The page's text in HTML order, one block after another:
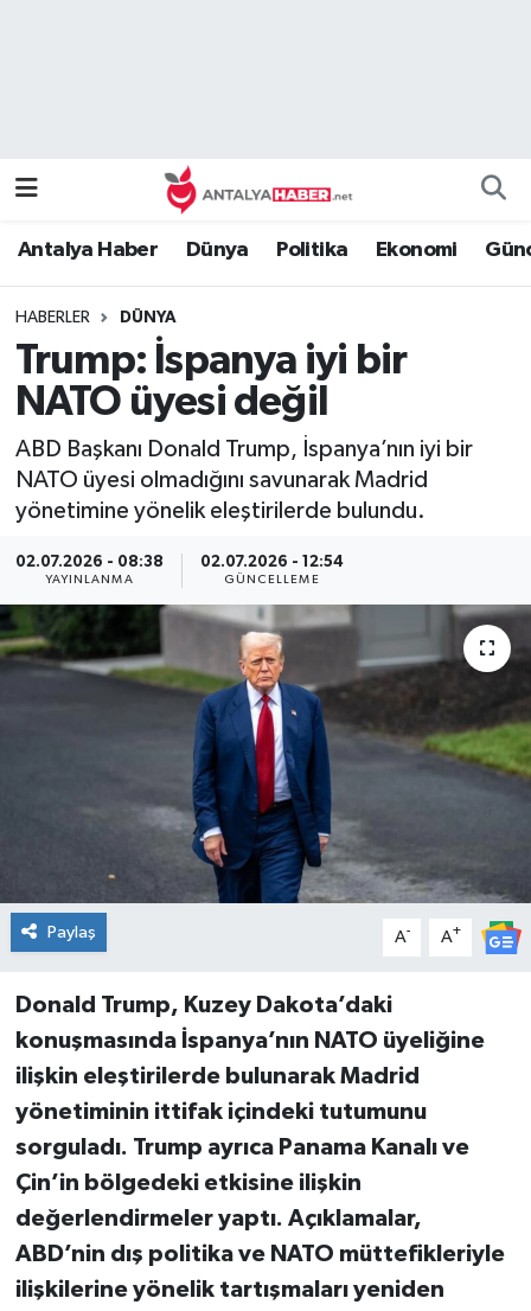
Antalya Haber Dünya Politika Ekonomi
HABERLER DÜNYA
Trump: İspanya iyi bir
NATO üyesi değil
ABD Başkanı Donald Trump, İspanya’nın iyi bir
NATO üyesi olmadığını savunarak Madrid
yönetimine yönelik eleştirilerde bulundu.
02.07.2026 - 08:38
YAYINLANMA
02.07.2026 - 12:54
GÜNCELLEME
Paylaş A- A+
Donald Trump, Kuzey Dakota’daki
konuşmasında İspanya’nın NATO üyeliğine
ilişkin eleştirilerde bulunarak Madrid
yönetiminin ittifak içindeki tutumunu
sorguladı. Trump ayrıca Panama Kanalı ve
Çin’in bölgedeki etkisine ilişkin
değerlendirmeler yaptı. Açıklamalar,
ABD’nin dış politika ve NATO müttefikleriyle
ilişkilerine yönelik tartışmaları yeniden
Genel
Güncel
Güvenlik
Kültür Sanat
Magazin
Sağlık
Spor
Turizm
Yaşam
Namaz Vakitleri
Süper Lig Puan Durumu ve Fikstür
Tüm Manşetler
Son Dakika Haberleri
Haber Arşivi